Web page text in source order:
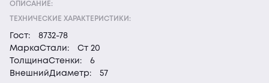
ОПИСАНИЕ:
ТЕХНИЧЕСКИЕ ХАРАКТЕРИСТИКИ:
Гост:
8732-78
МаркаСтали:
Ст 20
ТолщинаСтенки:
6
ВнешнийДиаметр:
57